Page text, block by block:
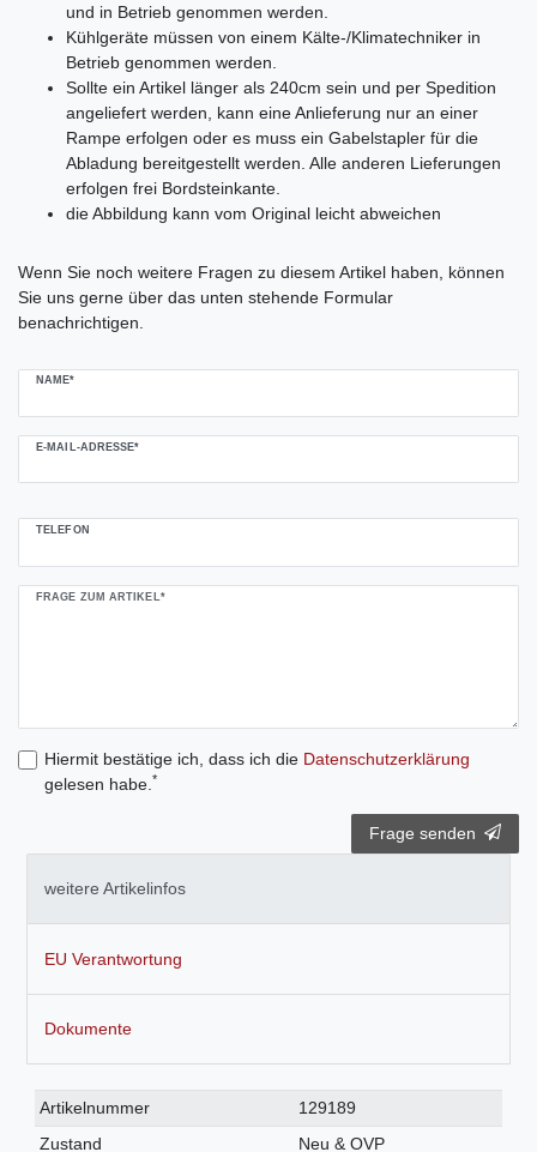
und in Betrieb genommen werden.
Kühlgeräte müssen von einem Kälte-/Klimatechniker in
Betrieb genommen werden.
Sollte ein Artikel länger als 240cm sein und per Spedition
angeliefert werden, kann eine Anlieferung nur an einer
Rampe erfolgen oder es muss ein Gabelstapler für die
Abladung bereitgestellt werden. Alle anderen Lieferungen
erfolgen frei Bordsteinkante.
die Abbildung kann vom Original leicht abweichen
Wenn Sie noch weitere Fragen zu diesem Artikel haben, können
Sie uns gerne über das unten stehende Formular
benachrichtigen.
NAME*
E-MAIL-ADRESSE*
TELEFON
FRAGE ZUM ARTIKEL*
Hiermit bestätige ich, dass ich die Daten­schutz­erklärung
gelesen habe. *
Frage senden
weitere Artikelinfos
EU Verantwortung
Dokumente
Technisches
Merkmal
Wert
Artikelnummer
129189
Zustand
Neu & OVP